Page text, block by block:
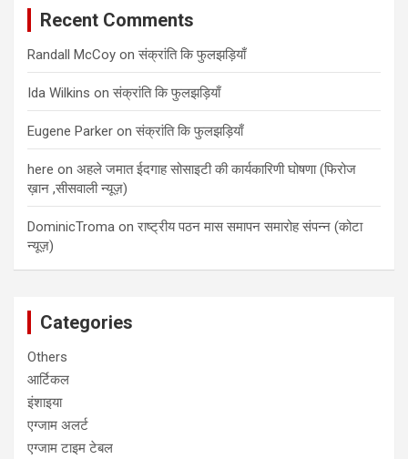
Recent Comments
Randall McCoy onसंक्रांति कि फुलझड़ियाँ
Ida Wilkins onसंक्रांति कि फुलझड़ियाँ
Eugene Parker onसंक्रांति कि फुलझड़ियाँ
here on अहले जमात ईदगाह सोसाइटी की कार्यकारिणी घोषणा (फिरोज
ख़ान ,सीसवाली न्यूज़)
DominicTroma onराष्ट्रीय पठन मास समापन समारोह संपन्न (कोटा
न्यूज़)
Categories
Others
आर्टिकल
इंशाइया
एग्जाम अलर्ट
एग्जाम टाइम टेबल